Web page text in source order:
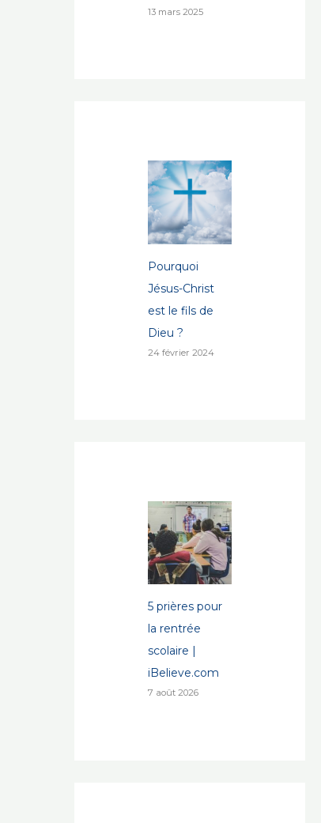
13 mars 2025
Pourquoi
Jésus-Christ
est le fils de
Dieu ?
24 février 2024
5 prières pour
la rentrée
scolaire |
iBelieve.com
7 août 2026